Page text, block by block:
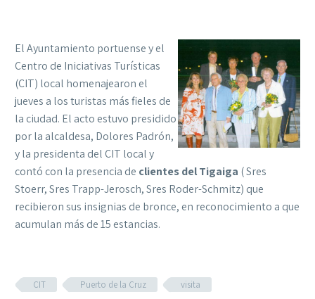
El Ayuntamiento portuense y el
Centro de Iniciativas Turísticas
(CIT) local homenajearon el
jueves a los turistas más fieles de
la ciudad. El acto estuvo presidido
por la alcaldesa, Dolores Padrón,
y la presidenta del CIT local y
contó con la presencia de clientes del Tigaiga ( Sres
Stoerr, Sres Trapp-Jerosch, Sres Roder-Schmitz) que
recibieron sus insignias de bronce, en reconocimiento a que
acumulan más de 15 estancias.
CIT Puerto de la Cruz visita